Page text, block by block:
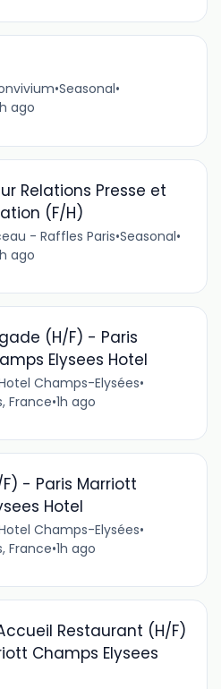
•Seasonal•
ago
Relations Presse et
(F/H)
- Raffles Paris•Seasonal•
ago
(H/F) - Paris
Elysees Hotel
Champs-Elysées•
France•1h ago
- Paris Marriott
Hotel
Champs-Elysées•
France•1h ago
Restaurant (H/F)
Champs Elysees